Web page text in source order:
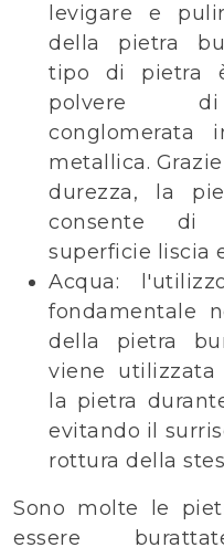
levigare e
della pietra
tipo di pietra
polvere
conglomerata
metallica.
durezza, la
consente di
superficie liscia
Acqua:
fondamentale
della pietra
viene utilizzata
la pietra
evitando il
rottura della
Sono molte le
essere